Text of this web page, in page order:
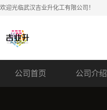
欢迎光临武汉吉业升化工有限公司！
公司首页 公司介绍